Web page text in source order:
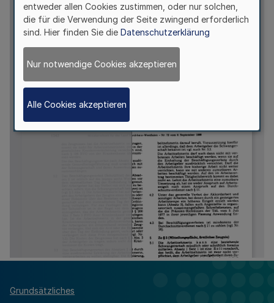
Grundsätzliches
entweder allen Cookies zustimmen, oder nur solchen,
die für die Verwendung der Seite zwingend erforderlich
sind. Hier finden Sie die Datenschutzerklärung
Nur notwendige Cookies akzeptieren
Alle Cookies akzeptieren